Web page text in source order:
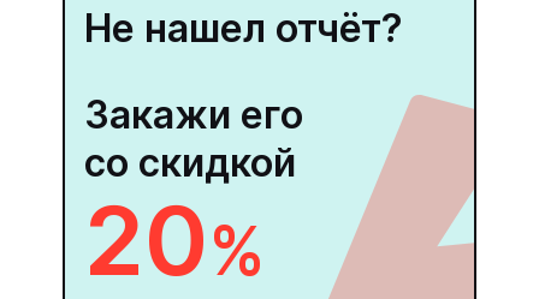
Не нашел отчёт?
Закажи его
со скидкой
20%